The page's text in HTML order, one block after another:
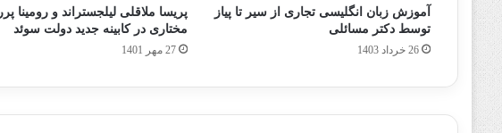
آموزش زبان انگلیسی تجاری از سیر تا پیاز
توسط دکتر مسائلی
26 خرداد 1403
پریسا ملاقلی لیلجستراند و رومینا پرر
مختارى در کابینه جدید دولت سوئد
27 مهر 1401